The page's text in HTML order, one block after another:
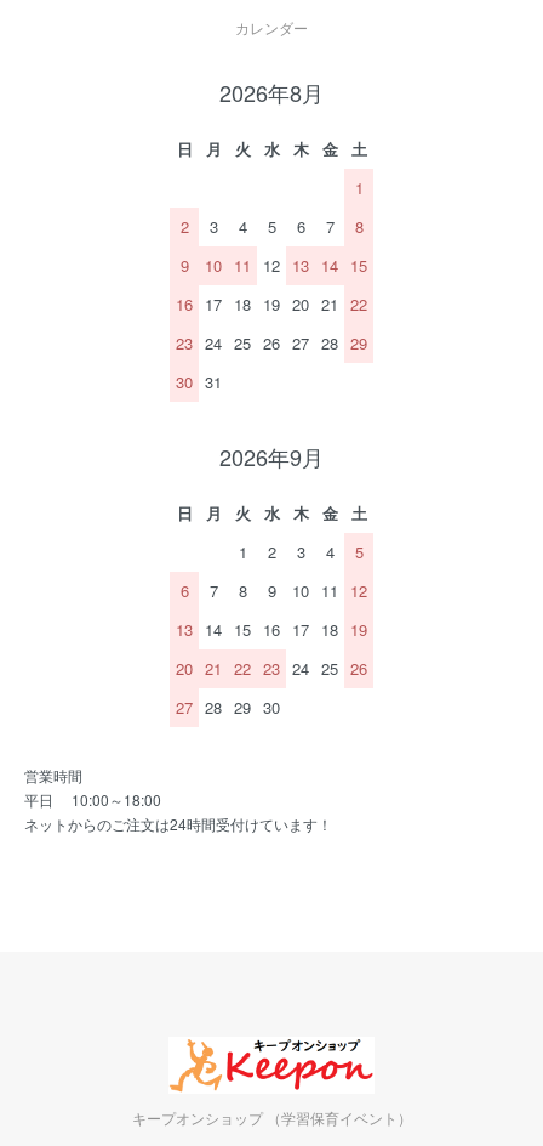
カレンダー
2026年8月
日 月 火 水 木 金
土
1
2
3 4 5 6 7
8
9
10 11 12 13 14 15
16 17 18 19 20 21
22
23 24 25 26 27 28 29
30 31
2026年9月
日 月 火 水 木 金
土
1
2 3 4
5
6
7 8 9 10 11
12
13 14 15 16 17 18 19
20 21 22 23 24 25 26
27 28 29 30
営業時間
平日 10:00～18:00
ネットからのご注文は24時間受付けています！
キープオンショップ （学習保育イベント）